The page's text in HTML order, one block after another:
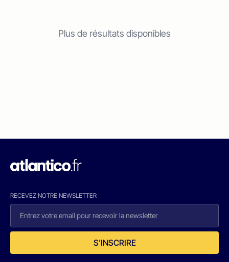
Plus de résultats disponibles
RECEVEZ NOTRE NEWSLETTER
S'INSCRIRE